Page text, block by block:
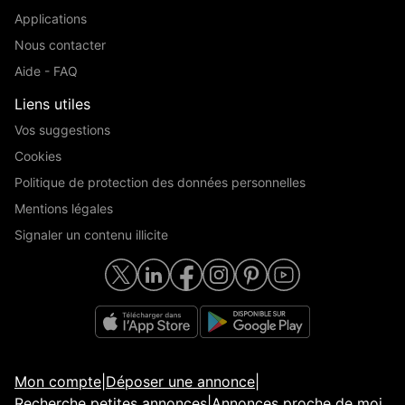
Applications
Nous contacter
Aide - FAQ
Liens utiles
Vos suggestions
Cookies
Politique de protection des données personnelles
Mentions légales
Signaler un contenu illicite
Mon compte Déposer une annonce